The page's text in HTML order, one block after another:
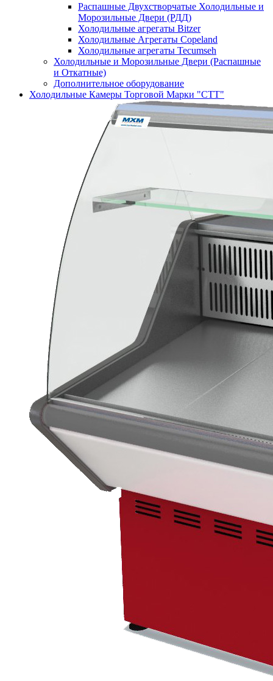
Распашные Двухстворчатые Холодильные и
Морозильные Двери (РДД)
Холодильные агрегаты Bitzer
Холодильные Агрегаты Copeland
Холодильные агрегаты Tecumseh
Холодильные и Морозильные Двери (Распашные
и Откатные)
Дополнительное оборудование
Холодильные Камеры Торговой Марки "СТТ"